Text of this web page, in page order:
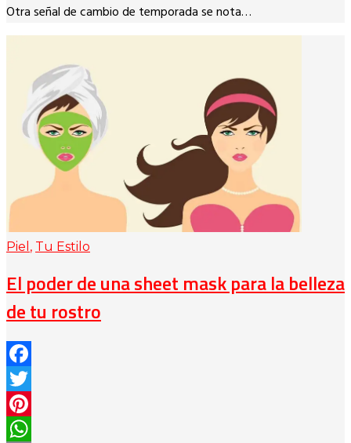
Otra señal de cambio de temporada se nota…
Piel , Tu Estilo
El poder de una sheet mask para la belleza
de tu rostro
Facebook
Twitter
Pinterest